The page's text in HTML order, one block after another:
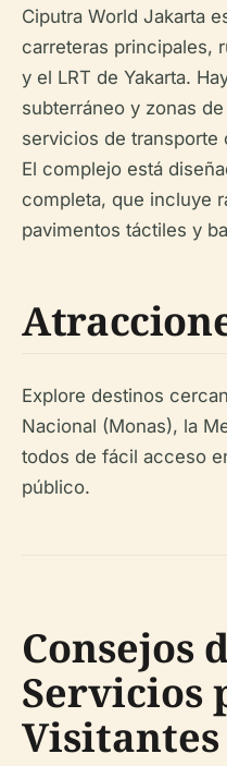
Ciputra World Jakarta
carreteras principales,
y el LRT de Yakarta.
subterráneo y zonas
servicios de transporte
El complejo está
completa, que incluye
pavimentos táctiles y
Explore destinos
Nacional (Monas), la
todos de fácil acceso
público.
Consejos
Servicios
Visitantes